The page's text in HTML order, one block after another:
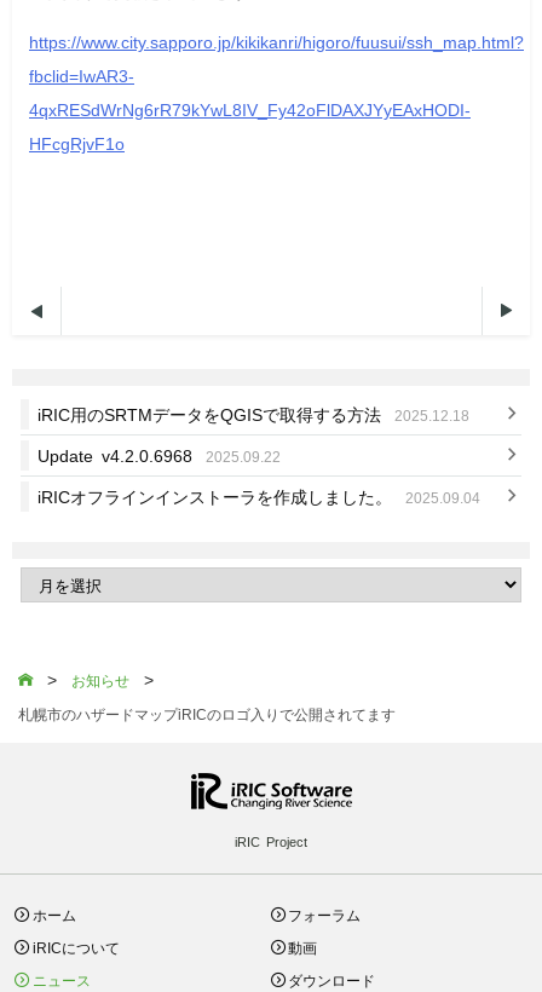
https://www.city.sapporo.jp/kikikanri/higoro/fuusui/ssh_map.html?
fbclid=IwAR3-
4qxRESdWrNg6rR79kYwL8IV_Fy42oFlDAXJYyEAxHODI-
HFcgRjvF1o
 
iRIC用のSRTMデータをQGISで取得する方法 2025.12.18
Update v4.2.0.6968 2025.09.22
iRICオフラインインストーラを作成しました。 2025.09.04
 > お知らせ >
札幌市のハザードマップiRICのロゴ入りで公開されてます
iRIC Project
ホーム
iRICについて
ニュース
フォーラム
動画
ダウンロード